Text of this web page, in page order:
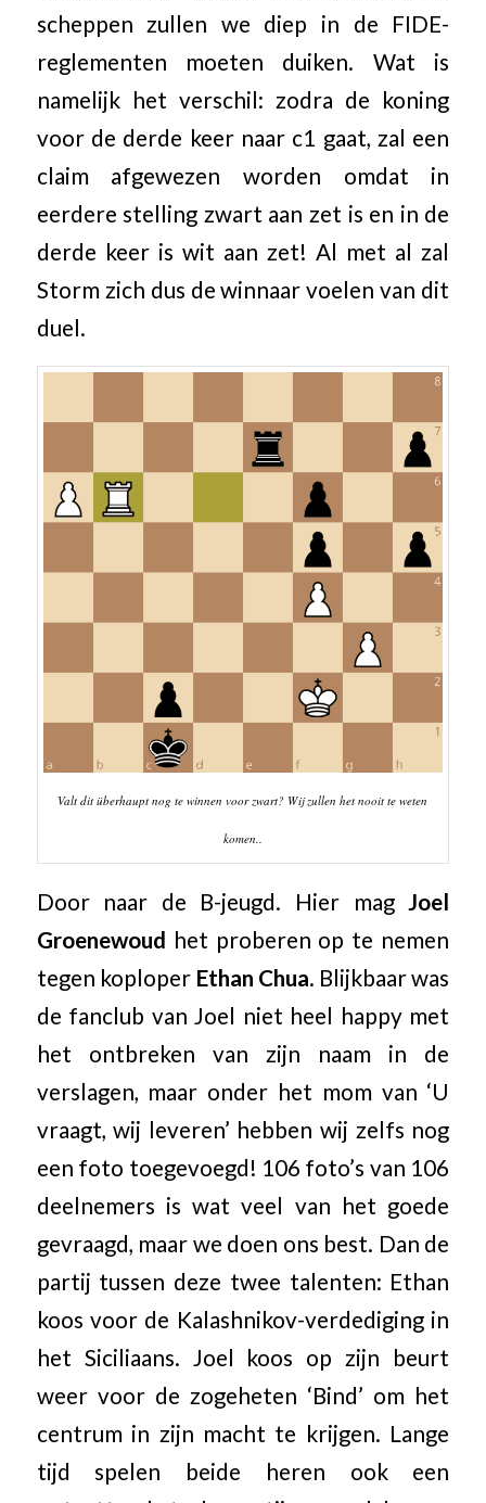
scheppen zullen we diep in de FIDE-
reglementen moeten duiken. Wat is
namelijk het verschil: zodra de koning
voor de derde keer naar c1 gaat, zal een
claim afgewezen worden omdat in
eerdere stelling zwart aan zet is en in de
derde keer is wit aan zet! Al met al zal
Storm zich dus de winnaar voelen van dit
duel.
Valt dit überhaupt nog te winnen voor zwart? Wij zullen het nooit te weten
komen..
Door naar de B-jeugd. Hier mag
Joel
Groenewoud het proberen op te nemen
tegen koploper Ethan Chua. Blijkbaar was
de fanclub van Joel niet heel happy met
het ontbreken van zijn naam in de
verslagen, maar onder het mom van ‘U
vraagt, wij leveren’ hebben wij zelfs nog
een foto toegevoegd! 106 foto’s van 106
deelnemers is wat veel van het goede
gevraagd, maar we doen ons best. Dan de
partij tussen deze twee talenten: Ethan
koos voor de Kalashnikov-verdediging in
het Siciliaans. Joel koos op zijn beurt
weer voor de zogeheten ‘Bind’ om het
centrum in zijn macht te krijgen. Lange
tijd spelen beide heren ook een